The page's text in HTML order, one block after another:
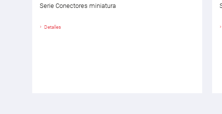
Serie Conectores miniatura
Detalles